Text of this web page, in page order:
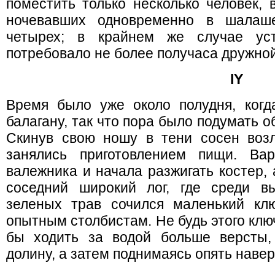
поместить только несколько
ночевавших одновременно в
четырех; в крайнем же случае
потребовало не более получаса
IY
Время было уже около полудня,
балагану, так что пора было подумать
Скинув свою ношу в тени сосен
занялись приготовлением пищи.
валежника и начала разжигать
соседний широкий лог, где среди
зеленых трав сочился маленький
опытным столбистам. Не будь этого
бы ходить за водой больше версты,
долину, а затем поднимаясь опять